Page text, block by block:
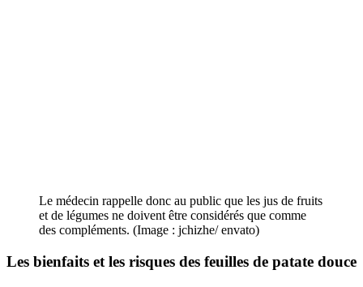
Le médecin rappelle donc au public que les jus de fruits
et de légumes ne doivent être considérés que comme
des compléments. (Image : jchizhe/ envato)
Les bienfaits et les risques des feuilles de patate douce